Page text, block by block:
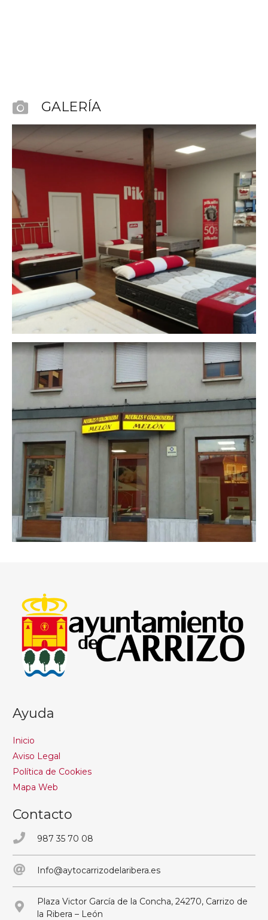
GALERÍA
Ayuda
Inicio
Aviso Legal
Política de Cookies
Mapa Web
Contacto
987 35 70 08
Info@aytocarrizodelaribera.es
Plaza Victor García de la Concha, 24270, Carrizo de
la Ribera – León